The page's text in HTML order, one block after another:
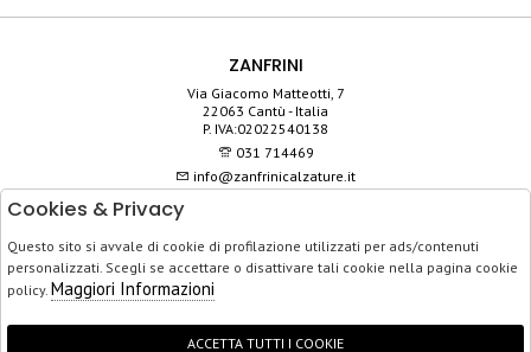
ZANFRINI
Via Giacomo Matteotti, 7
22063 Cantù - Italia
P. IVA:02022540138
031 714469
info@zanfrinicalzature.it
SERVIZIO CLIENTI
ACQUISTO SICURO
Cookies & Privacy
Questo sito si avvale di cookie di profilazione utilizzati per ads/contenuti
personalizzati. Scegli se accettare o disattivare tali cookie nella pagina cookie
policy. Maggiori Informazioni
ACCETTA TUTTI I COOKIE